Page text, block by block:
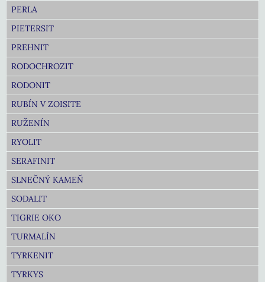
PERLA
PIETERSIT
PREHNIT
RODOCHROZIT
RODONIT
RUBÍN V ZOISITE
RUŽENÍN
RYOLIT
SERAFINIT
SLNEČNÝ KAMEŇ
SODALIT
TIGRIE OKO
TURMALÍN
TYRKENIT
TYRKYS